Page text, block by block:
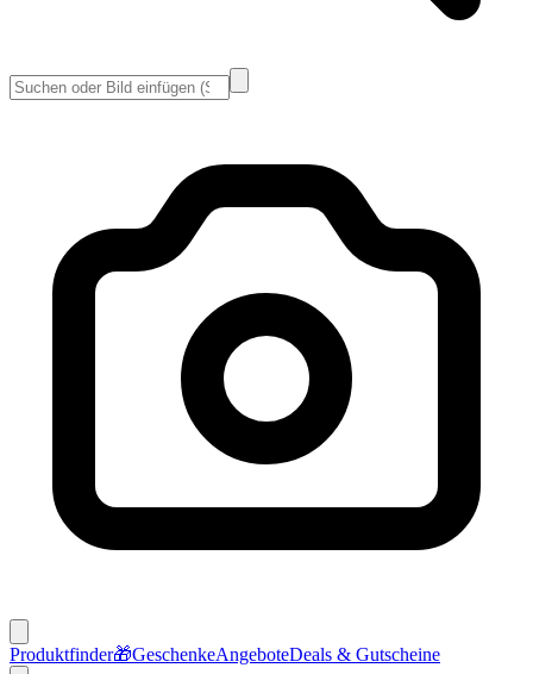
Produktfinder🎁GeschenkeAngeboteDeals & Gutscheine